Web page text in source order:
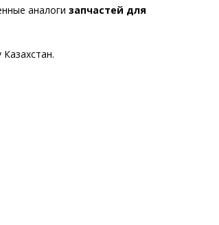
аналоги запчастей для